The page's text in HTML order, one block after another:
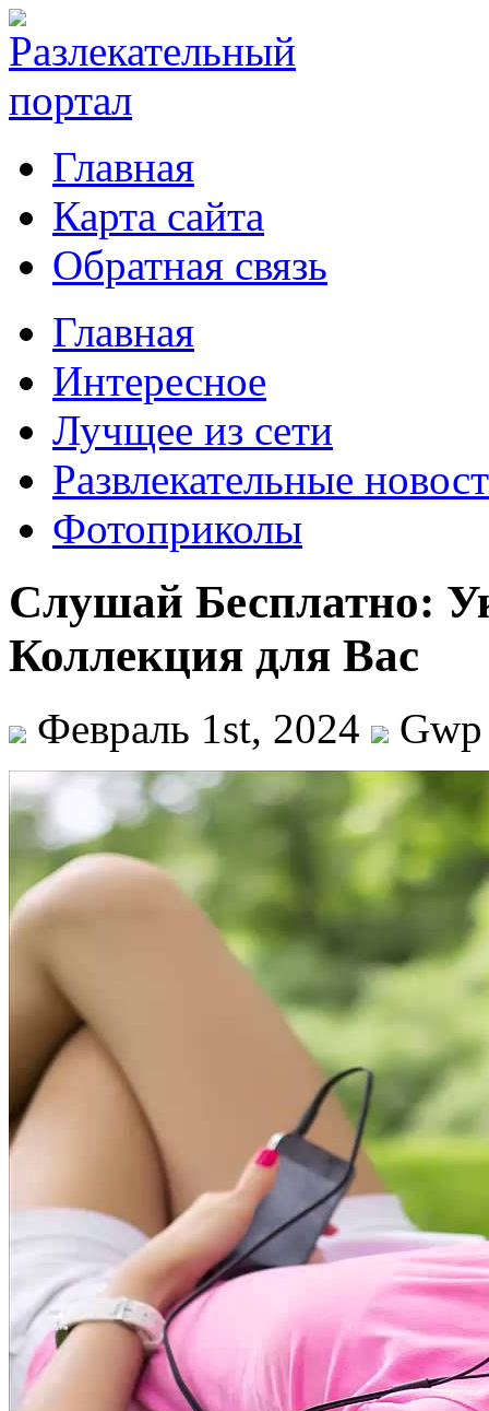
Главная
Карта сайта
Обратная связь
Главная
Интересное
Лучщее из сети
Развлекательные
Фотоприколы
Слушай Бесплатно:
Коллекция для Вас
Февраль 1st, 2024 Gwp